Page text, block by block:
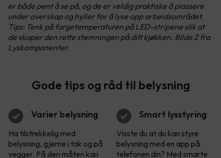
er både pent å se på, og de er veldig praktiske å plassere
under overskap og hyller for å lyse opp arbeidsområdet.
Tips: Tenk på fargetemperaturen på LED-stripene slik at
de skaper den rette stemningen på ditt kjøkken. Bilde 2 fra
Lyskomponenter.
Gode tips og råd til belysning
Varier belysning
Ha tilstrekkelig med
belysning, gjerne i tak og på
vegger. På den måten kan
Smart lysstyring
Visste du at du kan styre
belysning med en app på
telefonen din? Med smarte